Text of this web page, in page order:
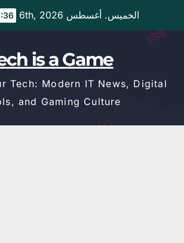
content
الخميس. أغسطس 6th, 2026 PM
is a Game
Tech: Modern IT News, Digital
and Gaming Culture.